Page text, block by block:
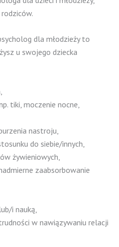
dla młodzieży to
u swojego dziecka
tiki, moczenie nocne,
nastroju,
do siebie/innych,
żywieniowych,
zaabsorbowanie
i nauką,
w nawiązywaniu relacji